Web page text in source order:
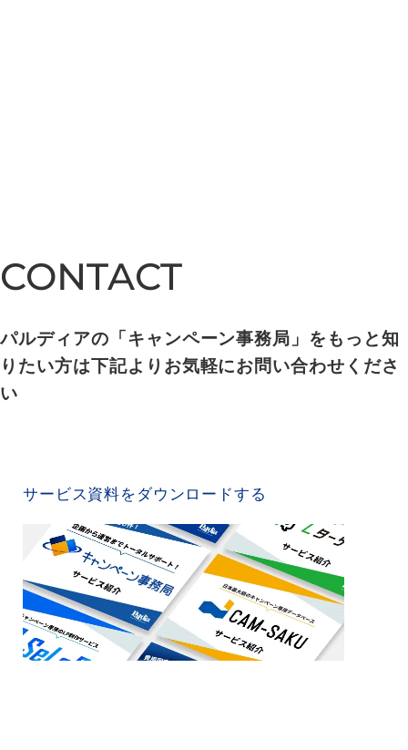
CONTACT
CONTACT
パルディアの「キャンペーン事務局」をもっと知
りたい方は下記よりお気軽にお問い合わせくださ
い
サービス資料をダウンロードする